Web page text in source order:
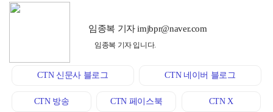
임종복 기자 imjbpr@naver.com
임종복 기자 입니다.
CTN 신문사 블로그 CTN 네이버 블로그
CTN 방송 CTN 페이스북 CTN X